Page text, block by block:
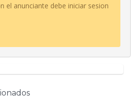
el anunciante debe iniciar sesion